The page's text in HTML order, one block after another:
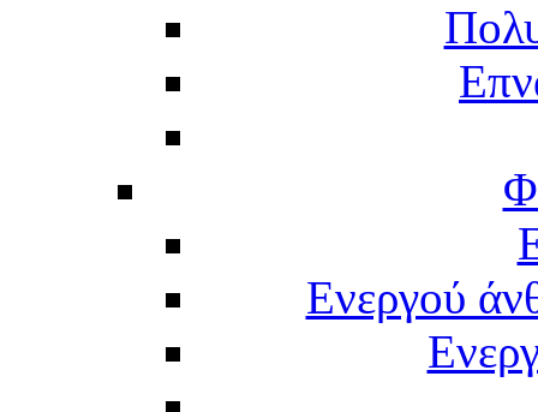
Ενεργού